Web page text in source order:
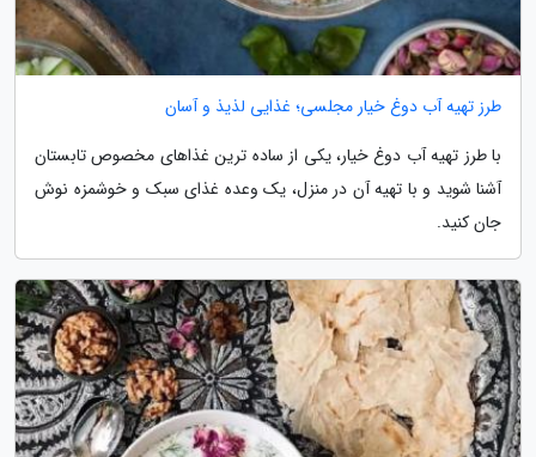
طرز تهیه آب دوغ خیار مجلسی؛ غذایی لذیذ و آسان
با طرز تهیه آب دوغ خیار، یکی از ساده ترین غذاهای مخصوص تابستان
آشنا شوید و با تهیه آن در منزل، یک وعده غذای سبک و خوشمزه نوش
جان کنید.